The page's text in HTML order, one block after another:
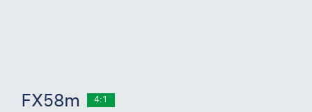
FX58m 4:1